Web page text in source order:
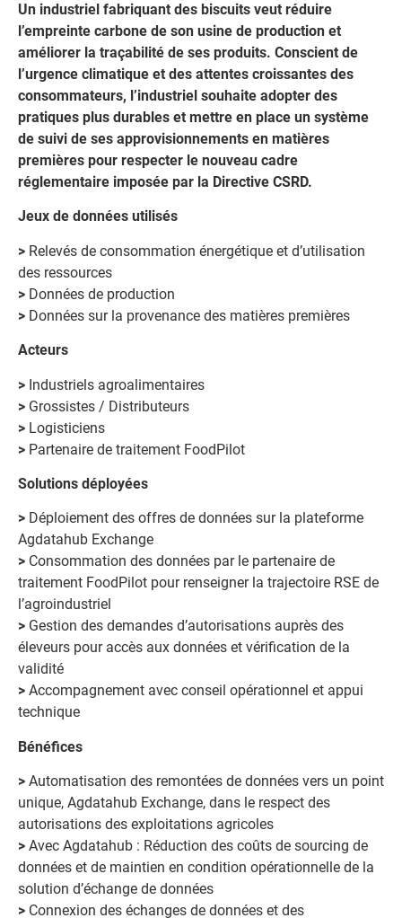
Un industriel fabriquant des biscuits veut réduire
l’empreinte carbone de son usine de production et
améliorer la traçabilité de ses produits. Conscient de
l’urgence climatique et des attentes croissantes des
consommateurs, l’industriel souhaite adopter des
pratiques plus durables et mettre en place un système
de suivi de ses approvisionnements en matières
premières pour respecter le nouveau cadre
réglementaire imposée par la Directive CSRD.
Jeux de données utilisés
> Relevés de consommation énergétique et d’utilisation
des ressources
> Données de production
> Données sur la provenance des matières premières
Acteurs
> Industriels agroalimentaires
> Grossistes / Distributeurs
> Logisticiens
> Partenaire de traitement FoodPilot
Solutions déployées
> Déploiement des offres de données sur la plateforme
Agdatahub Exchange
> Consommation des données par le partenaire de
traitement FoodPilot pour renseigner la trajectoire RSE de
l’agroindustriel
> Gestion des demandes d’autorisations auprès des
éleveurs pour accès aux données et vérification de la
validité
> Accompagnement avec conseil opérationnel et appui
technique
Bénéfices
> Automatisation des remontées de données vers un point
unique, Agdatahub Exchange, dans le respect des
autorisations des exploitations agricoles
> Avec Agdatahub : Réduction des coûts de sourcing de
données et de maintien en condition opérationnelle de la
solution d’échange de données
> Connexion des échanges de données et des